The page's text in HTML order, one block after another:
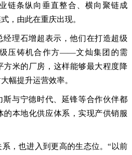
链条纵向垂直整合、横向聚链成
，由此在重庆出现。
经理石增超表示，他们在打造超级
压铸机合作方——文灿集团的需
方米的厂房，这样能够最大程度降
幅提升运营效率。
斯与宁德时代、延锋等合作伙伴都
的本地化供应体系，实现产供销服
，也进入到更高的生态位。“以前